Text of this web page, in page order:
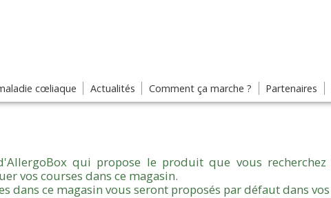
cœliaque Actualités Comment ça marche ? Partenaires
qui propose le produit que vous
vos courses dans ce magasin.
dans ce magasin vous seront proposés par défaut dans